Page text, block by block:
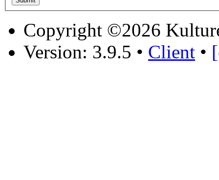
Copyright ©2026
Version: 3.9.5 • Client •